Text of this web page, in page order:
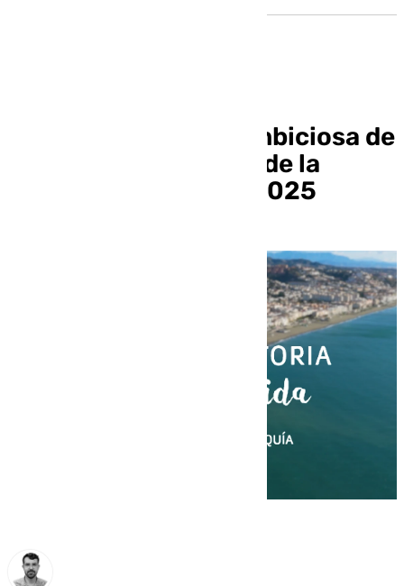
La promoción más ambiciosa de
la historia de Rincón de la
Victoria para FITUR 2025